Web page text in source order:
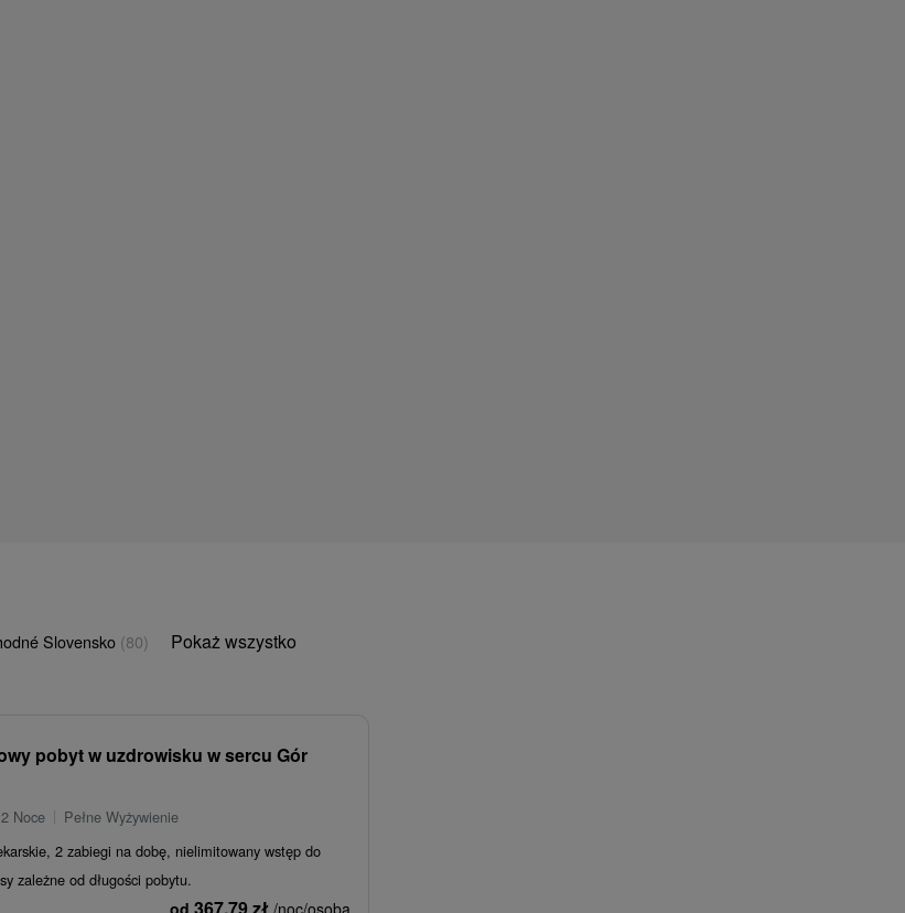
Slovensko (80) Pokaż wszystko
pobyt w uzdrowisku w sercu Gór
Noce
Pełne Wyżywienie
2 zabiegi na dobę, nielimitowany wstęp do
zależne od długości pobytu.
od /noc/osoba